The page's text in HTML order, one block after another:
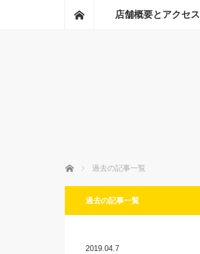
ホーム店舗概要とアクセス
ホーム 過去の記事一覧
過去の記事一覧
2019.04.7